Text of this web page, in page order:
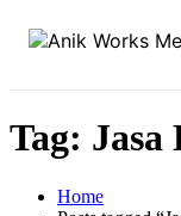
Tag: Jasa
Home